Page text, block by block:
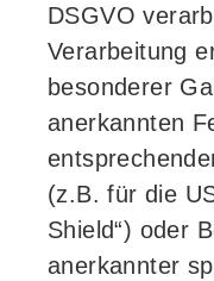
DSGVO
Verarbeitung
besonderer
anerkannten
(z.B. für die
Shield“) oder
anerkannter